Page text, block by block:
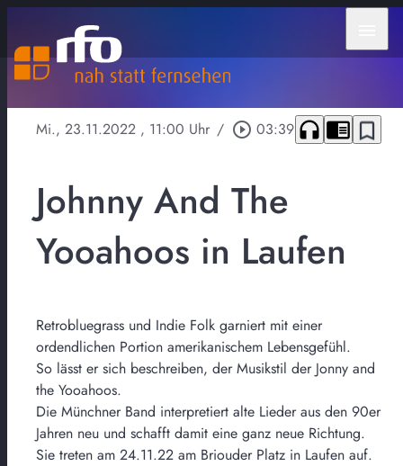
Mi., 23.11.2022 , 11:00 Uhr / play_circle_outline 03:39 headphones chrome_reader_mode bookmark_border
Johnny And The
Yooahoos in Laufen
Retrobluegrass und Indie Folk garniert mit einer
ordendlichen Portion amerikanischem Lebensgefühl.
So lässt er sich beschreiben, der Musikstil der Jonny and
the Yooahoos.
Die Münchner Band interpretiert alte Lieder aus den 90er
Jahren neu und schafft damit eine ganz neue Richtung.
Sie treten am 24.11.22 am Briouder Platz in Laufen auf.